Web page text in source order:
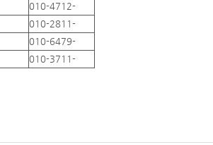
010-4712-
010-2811-
010-6479-
010-3711-